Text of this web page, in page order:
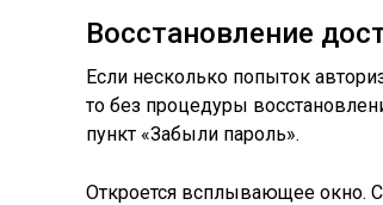
Восстановление
Если несколько попыток
то без процедуры
пункт «Забыли пароль».
Откроется всплывающее окно.